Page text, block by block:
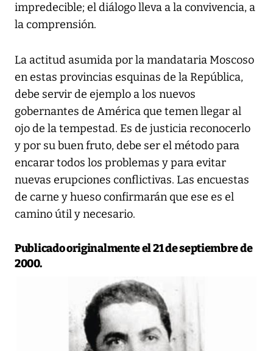
impredecible; el diálogo lleva a la convivencia, a
la comprensión.
La actitud asumida por la mandataria Moscoso
en estas provincias esquinas de la República,
debe servir de ejemplo a los nuevos
gobernantes de América que temen llegar al
ojo de la tempestad. Es de justicia reconocerlo
y por su buen fruto, debe ser el método para
encarar todos los problemas y para evitar
nuevas erupciones conflictivas. Las encuestas
de carne y hueso confirmarán que ese es el
camino útil y necesario.
Publicado originalmente el 21 de septiembre de
2000.